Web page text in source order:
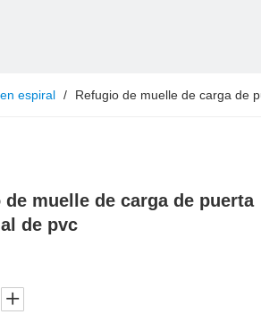
espiral / Refugio de muelle de carga de
de muelle de carga de puerta
de pvc